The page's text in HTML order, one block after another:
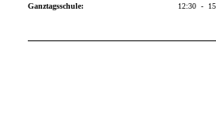
Ganztagsschule: 12:30 -